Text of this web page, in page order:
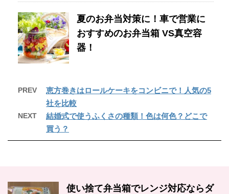
夏のお弁当対策に！車で営業に
おすすめのお弁当箱 VS真空容
器！
PREV
恵方巻きはロールケーキをコンビニで！人気の5
社を比較
NEXT
結婚式で使うふくさの種類！色は何色？どこで
買う？
使い捨て弁当箱でレンジ対応ならダ